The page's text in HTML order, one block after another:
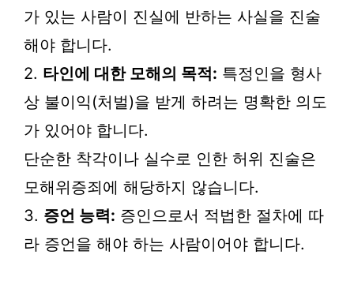
가 있는 사람이 진실에 반하는 사실을 진술
해야 합니다.
2. 타인에 대한 모해의 목적: 특정인을 형사
상 불이익(처벌)을 받게 하려는 명확한 의도
가 있어야 합니다.
단순한 착각이나 실수로 인한 허위 진술은
모해위증죄에 해당하지 않습니다.
3. 증언 능력: 증인으로서 적법한 절차에 따
라 증언을 해야 하는 사람이어야 합니다.